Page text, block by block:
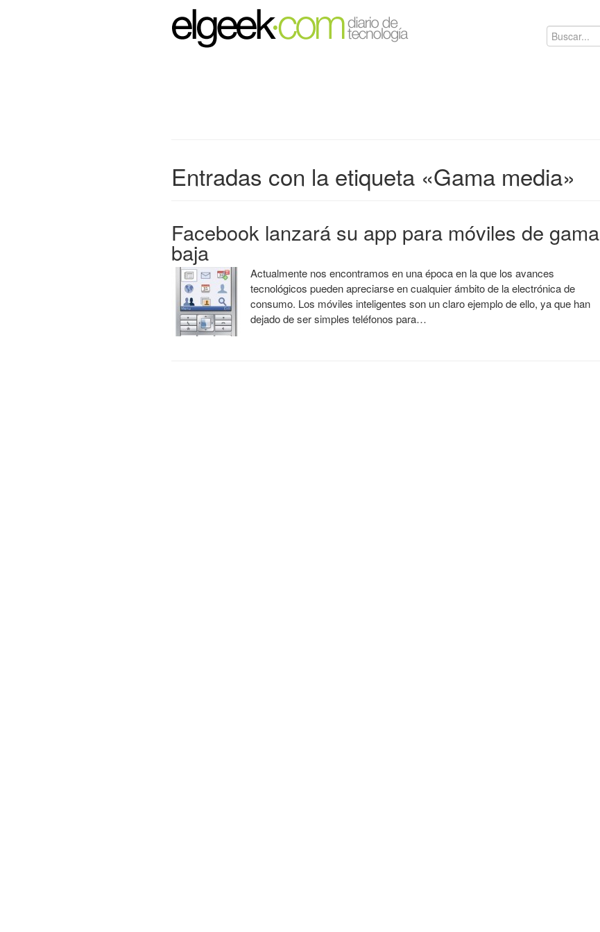
Entradas con la etiqueta «Gama media»
Facebook lanzará su app para móviles de gama
baja
Actualmente nos encontramos en una época en la que los avances
tecnológicos pueden apreciarse en cualquier ámbito de la electrónica de
consumo. Los móviles inteligentes son un claro ejemplo de ello, ya que han
dejado de ser simples teléfonos para…